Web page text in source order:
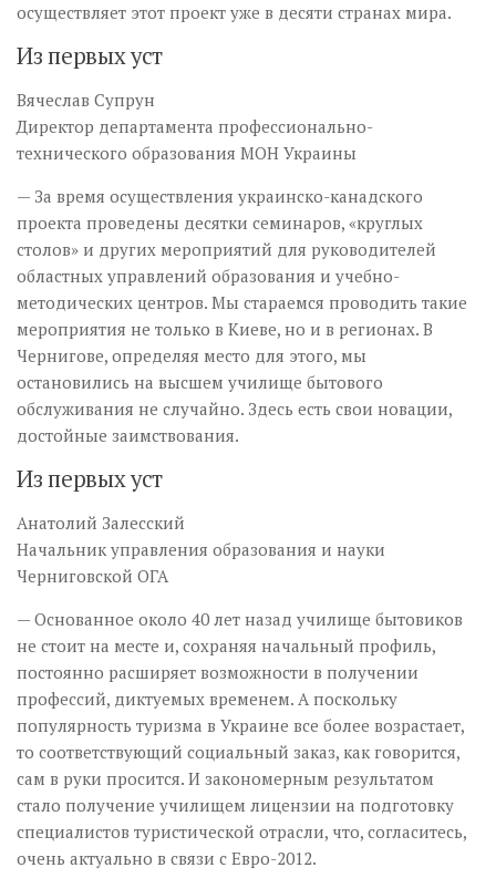
осуществляет этот проект уже в десяти странах мира.
Из первых уст
Вячеслав Супрун
Директор департамента профессионально-
технического образования МОН Украины
— За время осуществления украинско-канадского
проекта проведены десятки семинаров, «круглых
столов» и других мероприятий для руководителей
областных управлений образования и учебно-
методических центров. Мы стараемся проводить такие
мероприятия не только в Киеве, но и в регионах. В
Чернигове, определяя место для этого, мы
остановились на высшем училище бытового
обслуживания не случайно. Здесь есть свои новации,
достойные заимствования.
Из первых уст
Анатолий Залесский
Начальник управления образования и науки
Черниговской ОГА
— Основанное около 40 лет назад училище бытовиков
не стоит на месте и, сохраняя начальный профиль,
постоянно расширяет возможности в получении
профессий, диктуемых временем. А поскольку
популярность туризма в Украине все более возрастает,
то соответствующий социальный заказ, как говорится,
сам в руки просится. И закономерным результатом
стало получение училищем лицензии на подготовку
специалистов туристической отрасли, что, согласитесь,
очень актуально в связи с Евро-2012.